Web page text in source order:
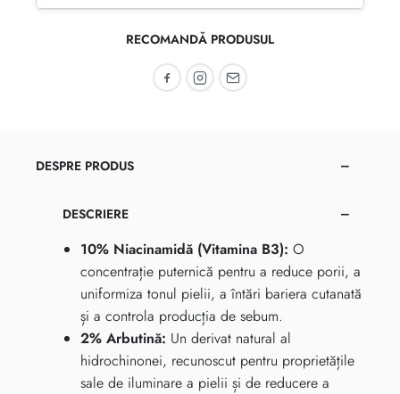
RECOMANDĂ PRODUSUL
Recomandă pe Facebook
Recomandă pe Instagram
Recomandă prin email
DESPRE PRODUS
DESCRIERE
10% Niacinamidă (Vitamina B3): O
concentrație puternică pentru a reduce porii, a
uniformiza tonul pielii, a întări bariera cutanată
și a controla producția de sebum.
2% Arbutină: Un derivat natural al
hidrochinonei, recunoscut pentru proprietățile
sale de iluminare a pielii și de reducere a